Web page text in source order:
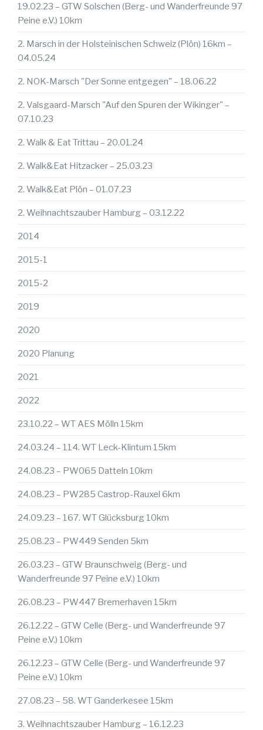
19.02.23 – GTW Solschen (Berg- und Wanderfreunde 97
Peine e.V.) 10km
2. Marsch in der Holsteinischen Schweiz (Plön) 16km –
04.05.24
2. NOK-Marsch "Der Sonne entgegen" – 18.06.22
2. Valsgaard-Marsch "Auf den Spuren der Wikinger" –
07.10.23
2. Walk & Eat Trittau – 20.01.24
2. Walk&Eat Hitzacker – 25.03.23
2. Walk&Eat Plön – 01.07.23
2. Weihnachtszauber Hamburg – 03.12.22
2014
2015-1
2015-2
2019
2020
2020 Planung
2021
2022
23.10.22 – WT AES Mölln 15km
24.03.24 – 114. WT Leck-Klintum 15km
24.08.23 – PW065 Datteln 10km
24.08.23 – PW285 Castrop-Rauxel 6km
24.09.23 – 167. WT Glücksburg 10km
25.08.23 – PW449 Senden 5km
26.03.23 – GTW Braunschweig (Berg- und
Wanderfreunde 97 Peine e.V.) 10km
26.08.23 – PW447 Bremerhaven 15km
26.12.22 – GTW Celle (Berg- und Wanderfreunde 97
Peine e.V.) 10km
26.12.23 – GTW Celle (Berg- und Wanderfreunde 97
Peine e.V.) 10km
27.08.23 – 58. WT Ganderkesee 15km
3. Weihnachtszauber Hamburg – 16.12.23